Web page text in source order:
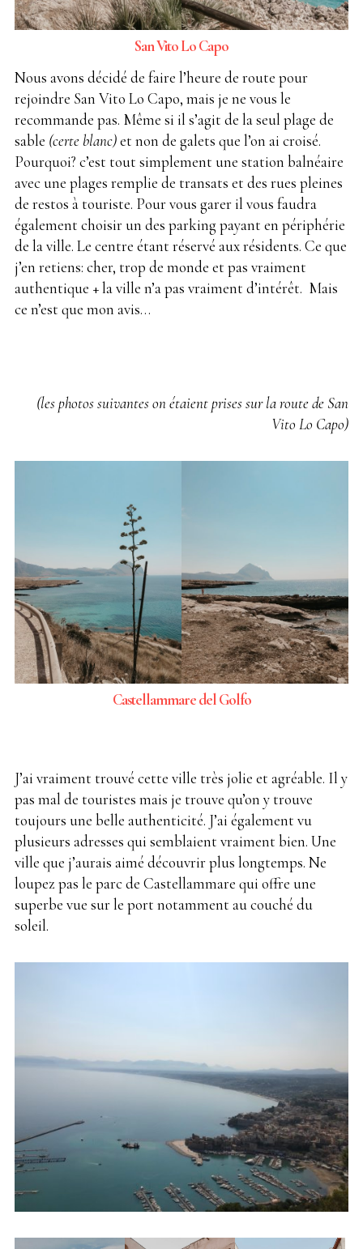
San Vito Lo Capo
Nous avons décidé de faire l’heure de route pour
rejoindre San Vito Lo Capo, mais je ne vous le
recommande pas. Même si il s’agit de la seul plage de
sable (certe blanc)et non de galets que l’on ai croisé.
Pourquoi? c’est tout simplement une station balnéaire
avec une plages remplie de transats et des rues pleines
de restos à touriste. Pour vous garer il vous faudra
également choisir un des parking payant en périphérie
de la ville. Le centre étant réservé aux résidents. Ce que
j’en retiens: cher, trop de monde et pas vraiment
authentique + la ville n’a pas vraiment d’intérêt. Mais
ce n’est que mon avis…
(les photos suivantes on étaient prises sur la route de San
Vito Lo Capo)
Castellammare del Golfo
J’ai vraiment trouvé cette ville très jolie et agréable. Il y
pas mal de touristes mais je trouve qu’on y trouve
toujours une belle authenticité. J’ai également vu
plusieurs adresses qui semblaient vraiment bien. Une
ville que j’aurais aimé découvrir plus longtemps. Ne
loupez pas le parc de Castellammare qui offre une
superbe vue sur le port notamment au couché du
soleil.